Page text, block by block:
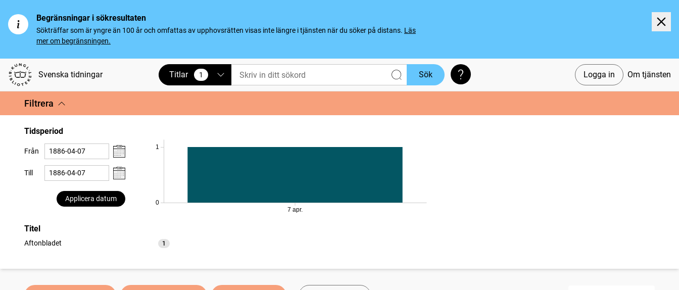
Begränsningar i sökresultaten
Sökträffar som är yngre än 100 år och omfattas av upphovsrätten visas inte längre i tjänsten när du söker på distans. Läs
mer om begränsningen.
Svenska tidningar Logga in Om tjänsten
Titlar 1
vald Sök Söktips
Filtrera
Tidsperiod
Från
Till
Applicera datum
0
1
7 apr.
Titel
Aftonbladet 1
träffar